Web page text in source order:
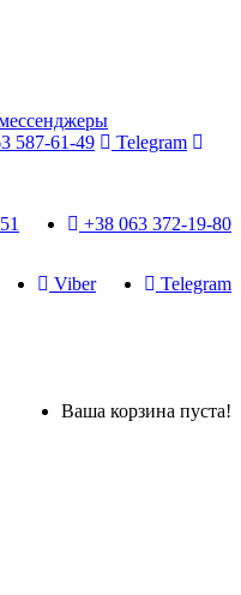
587-61-49
Telegram
+38 063 372-19-80
Telegram
Viber
Ваша корзина пуста!